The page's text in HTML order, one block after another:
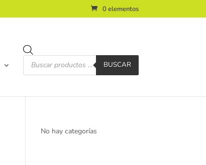
0 elementos
Búsqueda
productos
BUSCAR
No hay categorías